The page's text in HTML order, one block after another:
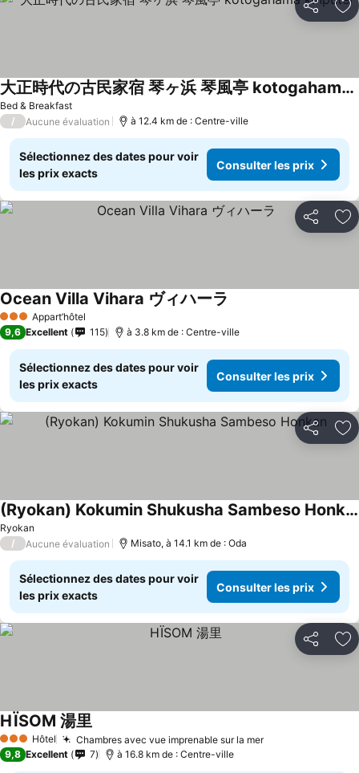
Partager
Bed & Breakfast
大正時代の古民家宿 琴ヶ浜 琴風亭 kotogahama kinputei
/ Aucune évaluation à 12.4 km de : Centre-ville
Sélectionnez des dates pour voir
les prix exacts
Consulter les prix
Partager
3 ÉtoilesAppart’hôtel
Ocean Villa Vihara ヴィハーラ
9,6 Excellent 115 à 3.8 km de : Centre-ville
Sélectionnez des dates pour voir
les prix exacts
Consulter les prix
Partager
Ryokan
(Ryokan) Kokumin Shukusha Sambeso Honkan
/ Aucune évaluation Misato, à 14.1 km de : Oda
Sélectionnez des dates pour voir
les prix exacts
Consulter les prix
Partager
3 ÉtoilesHôtel Chambres avec vue imprenable sur la mer
HÏSOM 湯里
9,8 Excellent 7 à 16.8 km de : Centre-ville